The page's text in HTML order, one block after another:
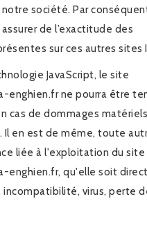
société. Par
de l’exactitude des
sur ces autres sites
JavaScript, le site
enghien.fr ne pourra être
cas de dommages
Il en est de même, toute
liée à l'exploitation du site
enghien.fr, qu'elle soit
incompatibilité, virus, perte